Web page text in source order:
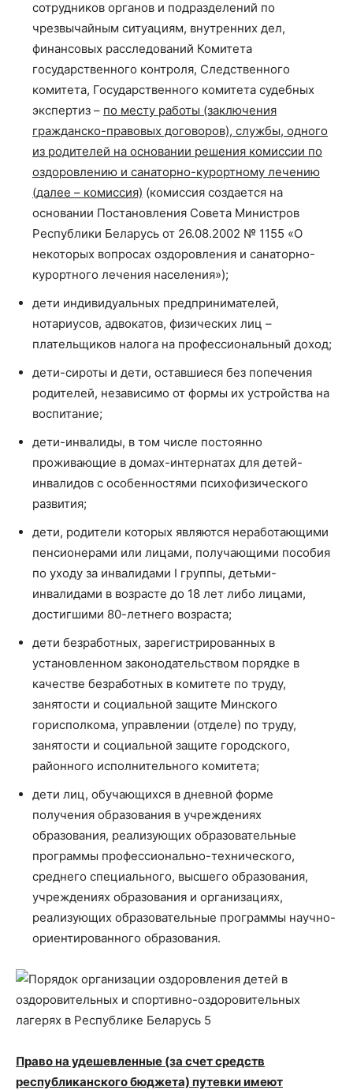
сотрудников органов и подразделений по
чрезвычайным ситуациям, внутренних дел,
финансовых расследований Комитета
государственного контроля, Следственного
комитета, Государственного комитета судебных
экспертиз – по месту работы (заключения
гражданско-правовых договоров), службы, одного
из родителей на основании решения комиссии по
оздоровлению и санаторно-курортному лечению
(далее – комиссия) (комиссия создается на
основании Постановления Совета Министров
Республики Беларусь от 26.08.2002 № 1155 «О
некоторых вопросах оздоровления и санаторно-
курортного лечения населения»);
дети индивидуальных предпринимателей,
нотариусов, адвокатов, физических лиц –
плательщиков налога на профессиональный доход;
дети-сироты и дети, оставшиеся без попечения
родителей, независимо от формы их устройства на
воспитание;
дети-инвалиды, в том числе постоянно
проживающие в домах-интернатах для детей-
инвалидов с особенностями психофизического
развития;
дети, родители которых являются неработающими
пенсионерами или лицами, получающими пособия
по уходу за инвалидами I группы, детьми-
инвалидами в возрасте до 18 лет либо лицами,
достигшими 80-летнего возраста;
дети безработных, зарегистрированных в
установленном законодательством порядке в
качестве безработных в комитете по труду,
занятости и социальной защите Минского
горисполкома, управлении (отделе) по труду,
занятости и социальной защите городского,
районного исполнительного комитета;
дети лиц, обучающихся в дневной форме
получения образования в учреждениях
образования, реализующих образовательные
программы профессионально-технического,
среднего специального, высшего образования,
учреждениях образования и организациях,
реализующих образовательные программы научно-
ориентированного образования.
Право на удешевленные (за счет средств
республиканского бюджета) путевки имеют